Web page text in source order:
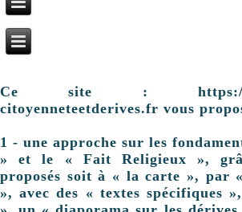
Ce site : https://
citoyenneteetderives.fr vous
1 - une approche sur les
» et le « Fait Religieux »,
proposés soit à « la carte », par
», avec des « textes spécifiques